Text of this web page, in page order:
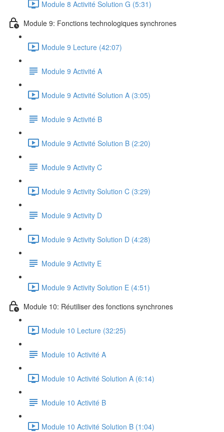
Module 8 Activité Solution G (5:31)
Module 9: Fonctions technologiques synchrones
Module 9 Lecture (42:07)
Module 9 Activité A
Module 9 Activité Solution A (3:05)
Module 9 Activité B
Module 9 Activité Solution B (2:20)
Module 9 Activity C
Module 9 Activity Solution C (3:29)
Module 9 Activity D
Module 9 Activity Solution D (4:28)
Module 9 Activity E
Module 9 Activity Solution E (4:51)
Module 10: Réutiliser des fonctions synchrones
Module 10 Lecture (32:25)
Module 10 Activité A
Module 10 Activité Solution A (6:14)
Module 10 Activité B
Module 10 Activité Solution B (1:04)